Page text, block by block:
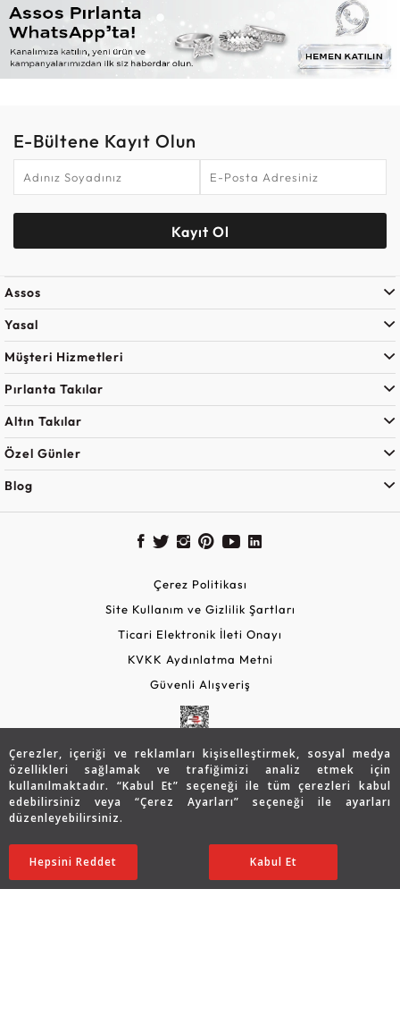
Çerezler, içeriği ve reklamları kişiselleştirmek, sosyal medya
özellikleri sağlamak ve trafiğimizi analiz etmek için
kullanılmaktadır. “Kabul Et” seçeneği ile tüm çerezleri kabul
edebilirsiniz veya “Çerez Ayarları” seçeneği ile ayarları
düzenleyebilirsiniz.
Ayarları Düzenle
Hepsini Reddet Kabul Et
E-Bültene Kayıt Olun
Kayıt Ol
Assos
Yasal
Müşteri Hizmetleri
Pırlanta Takılar
Altın Takılar
Özel Günler
Blog
Çerez Politikası
Site Kullanım ve Gizlilik Şartları
Ticari Elektronik İleti Onayı
KVKK Aydınlatma Metni
Güvenli Alışveriş
Copyright © 2026 Assos Pırlanta - Bu sitenin tüm hakları